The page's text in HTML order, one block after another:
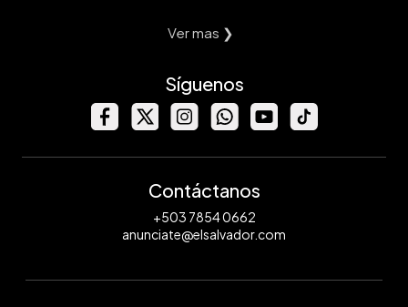
Ver mas ❯
Síguenos
Contáctanos
+503 7854 0662
anunciate@elsalvador.com